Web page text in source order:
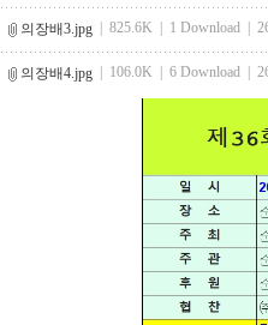
의장배3.jpg| 825.6K | 1 Download |
의장배4.jpg| 106.0K | 6 Download |